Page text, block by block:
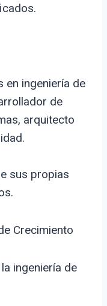
en ingeniería de
de
arquitecto
sus propias
Crecimiento
ingeniería de